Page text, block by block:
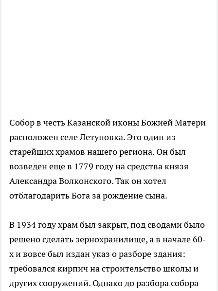
Собор в честь Казанской иконы Божией Матери
расположен селе Летуновка. Это один из
старейших храмов нашего региона. Он был
возведен еще в 1779 году на средства князя
Александра Волконского. Так он хотел
отблагодарить Бога за рождение сына.
В 1934 году храм был закрыт, под сводами было
решено сделать зернохранилище, а в начале 60-
х и вовсе был издан указ о разборе здания:
требовался кирпич на строительство школы и
других сооружений. Однако до разбора собора